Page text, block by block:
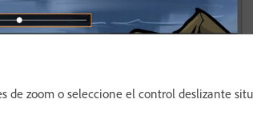
de zoom o seleccione el control deslizante